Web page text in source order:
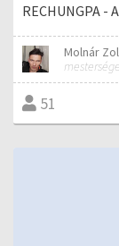
RECHUNGPA -
Molnár
51